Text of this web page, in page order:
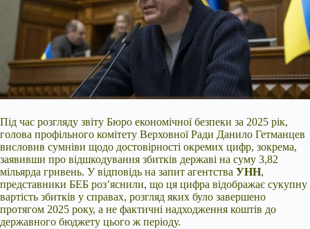
Під час розгляду звіту Бюро економічної безпеки за 2025 рік,
голова профільного комітету Верховної Ради Данило Гетманцев
висловив сумніви щодо достовірності окремих цифр, зокрема,
заявивши про відшкодування збитків державі на суму 3,82
мільярда гривень. У відповідь на запит агентства УНН,
представники БЕБ роз’яснили, що ця цифра відображає сукупну
вартість збитків у справах, розгляд яких було завершено
протягом 2025 року, а не фактичні надходження коштів до
державного бюджету цього ж періоду.